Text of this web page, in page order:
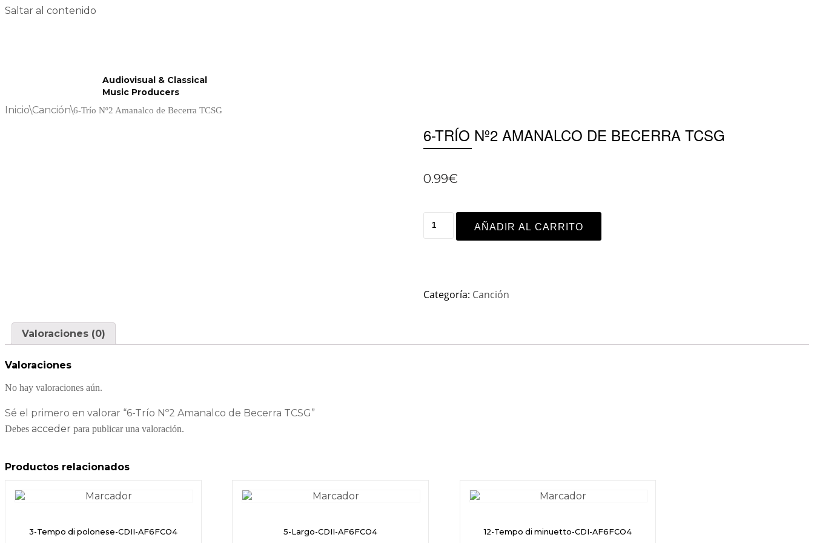
Saltar al contenido
Audiovisual & Classical
Music Producers
Inicio\Canción\6-Trío Nº2 Amanalco de Becerra TCSG
6-TRÍO Nº2 AMANALCO DE BECERRA TCSG
0.99€
AÑADIR AL CARRITO
Categoría: Canción
Valoraciones (0)
Valoraciones
No hay valoraciones aún.
Sé el primero en valorar “6-Trío Nº2 Amanalco de Becerra TCSG”
Debes acceder para publicar una valoración.
Productos relacionados
3-Tempo di polonese-CDII-AF6FCO4 5-Largo-CDII-AF6FCO4 12-Tempo di minuetto-CDI-AF6FCO4